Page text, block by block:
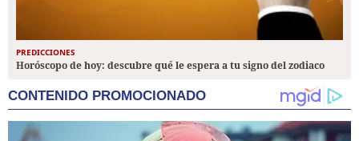
PREDICCIONES
Horóscopo de hoy: descubre qué le espera a tu signo del zodiaco
CONTENIDO PROMOCIONADO